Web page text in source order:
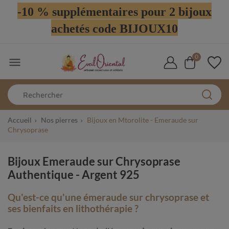
-10 % supplémentaires pour 2 bijoux
achetés code BIJOUX10
 0
Accueil Nos pierres
Bijoux en Mtorolite - Emeraude sur
Chrysoprase
Bijoux Emeraude sur Chrysoprase
Authentique - Argent 925
Qu'est-ce qu'une émeraude sur chrysoprase et
ses bienfaits en lithothérapie ?